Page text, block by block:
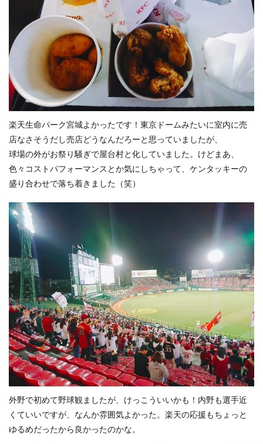
楽天生命パーク宮城よかったです！東京ドームみたいに室内に売
店なさそうだし売店どうなんだろーと思っていましたが、
球場の外がお祭り騒ぎで屋台村と化していました。けどまあ、
色々コストパフォーマンスとか気にしちゃって、ケンタッキーの
盛り合わせで落ち着きました（笑）
外野で初めて野球観ましたが、けっこういいかも！内野も選手近
くていいですが、なんか雰囲気よかった。楽天の応援もちょっと
ゆるめだったから良かったのかな。